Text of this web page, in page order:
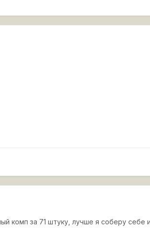
комп за 71 штуку, лучше я соберу себе